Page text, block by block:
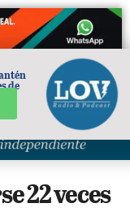
22 veces
de